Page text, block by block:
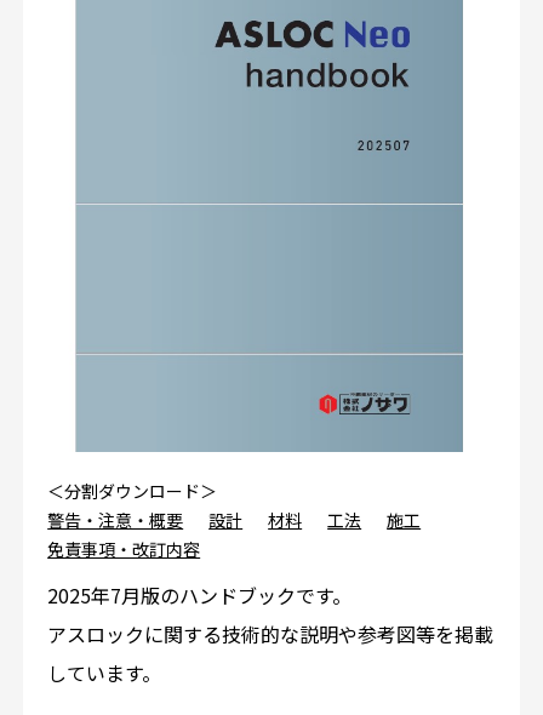
＜分割ダウンロード＞
警告・注意・概要
設計 材料 工法
施工
免責事項・改訂内容
2025年7月版のハンドブックです。
アスロックに関する技術的な説明や参考図等を掲載
しています。